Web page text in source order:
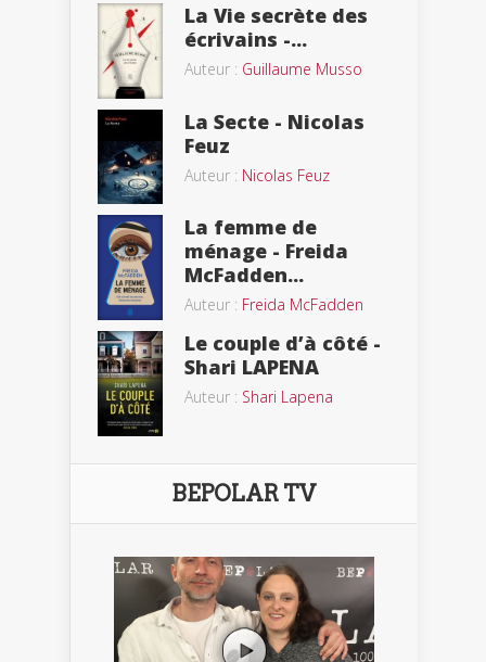
La Vie secrète des
écrivains -...
Auteur : Guillaume Musso
La Secte - Nicolas
Feuz
Auteur : Nicolas Feuz
La femme de
ménage - Freida
McFadden...
Auteur : Freida McFadden
Le couple d’à côté -
Shari LAPENA
Auteur : Shari Lapena
BEPOLAR TV